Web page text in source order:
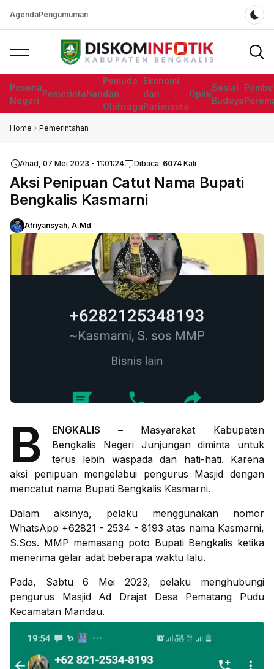
AgendaPengumuman
Pesona
Negeri
Pemerintahan
Pemuda
dan
Olahraga
Ekonomi
dan
Pariwisata
Opini
Sosial
Budaya
Home Pemerintahan
Ahad, 07 Mei 2023 - 11:01:24 Dibaca: 6074 Kali
Aksi Penipuan Catut Nama Bupati
Bengkalis Kasmarni
Afriyansyah, A.Md
B ENGKALIS – Masyarakat Kabupaten
Bengkalis Negeri Junjungan diminta untuk
terus lebih waspada dan hati-hati. Karena
aksi penipuan mengelabui pengurus Masjid dengan
mencatut nama Bupati Bengkalis Kasmarni.
Dalam aksinya, pelaku menggunakan nomor
WhatsApp +62821 - 2534 - 8193 atas nama Kasmarni,
S.Sos. MMP memasang poto Bupati Bengkalis ketika
menerima gelar adat beberapa waktu lalu.
Pada, Sabtu 6 Mei 2023, pelaku menghubungi
pengurus Masjid Ad Drajat Desa Pematang Pudu
Kecamatan Mandau.